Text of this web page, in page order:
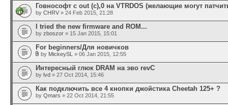
Говнософт с out (c),0 на VTRDOS (желающие могут
by CHRV » 24 Feb 2015, 21:28
I tried the new firmware and ROM...
by zboszor » 15 Jan 2015, 15:01
For beginners/Для новичков
by MickeySL » 06 Jan 2015, 12:55
Интересный глюк DRAM на эво revC
by lvd » 27 Oct 2014, 15:46
Как подключить все 4 кнопки джойстика Cheetah 125+ ?
by Qmars » 22 Oct 2014, 21:55